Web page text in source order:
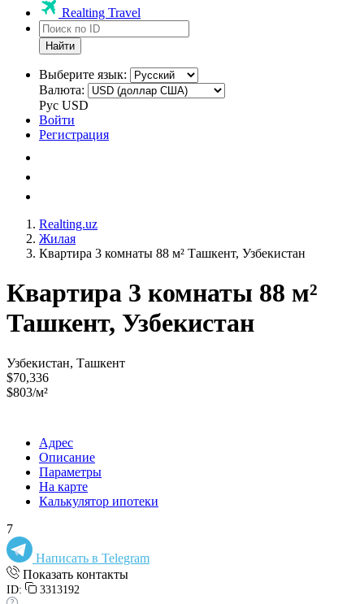
Realting Travel
Найти
Выберите язык:
Валюта:
Рус USD
Войти
Регистрация
Realting.uz
Жилая
Квартира 3 комнаты 88 м² Ташкент, Узбекистан
Квартира 3 комнаты 88 м²
Ташкент, Узбекистан
Узбекистан, Ташкент
$70,336
$803/м²
Адрес
Описание
Параметры
На карте
Калькулятор ипотеки
7
Написать в Telegram
Показать контакты
ID: 3313192